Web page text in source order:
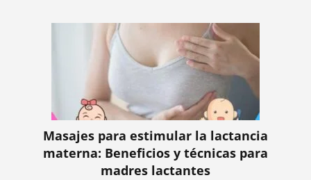
Masajes para estimular la lactancia
materna: Beneficios y técnicas para
madres lactantes